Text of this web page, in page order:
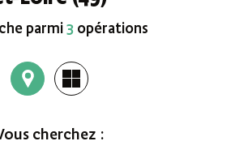
parmi3 opérations
cherchez :